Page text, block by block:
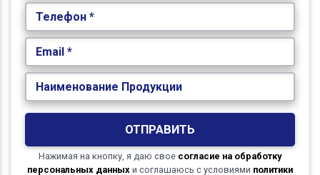
Телефон *
Email *
Наименование Продукции
ОТПРАВИТЬ
Нажимая на кнопку, я даю свое согласие на обработку
персональных данных и соглашаюсь с условиями политики